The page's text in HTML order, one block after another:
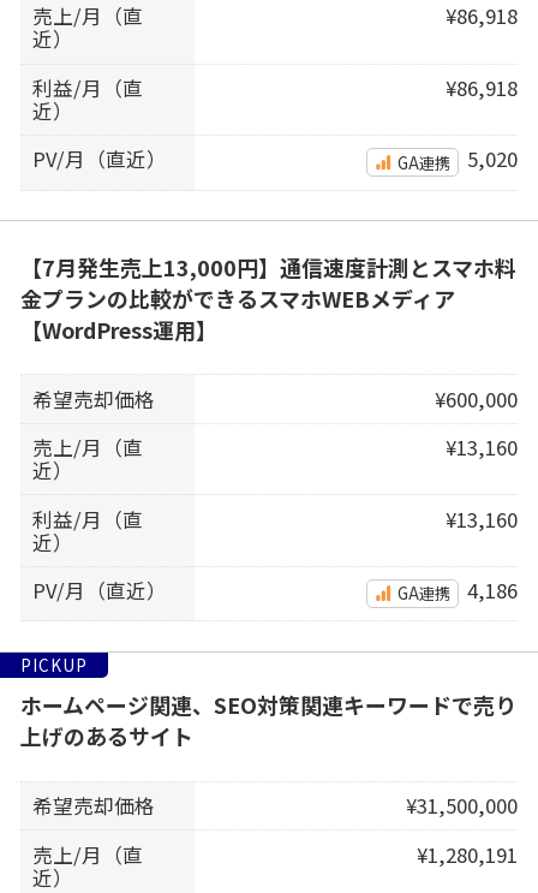
売上/月（直
近）
¥86,918
利益/月（直
近）
¥86,918
PV/月（直近） GA連携 5,020
【7月発生売上13,000円】通信速度計測とスマホ料
金プランの比較ができるスマホWEBメディア
【WordPress運用】
希望売却価格
¥600,000
売上/月（直
近）
¥13,160
利益/月（直
近）
¥13,160
PV/月（直近） GA連携 4,186
PICKUP
ホームページ関連、SEO対策関連キーワードで売り
上げのあるサイト
希望売却価格
¥31,500,000
売上/月（直
近）
¥1,280,191